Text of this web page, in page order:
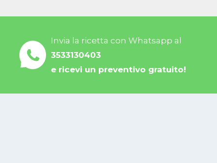
Invia la ricetta con Whatsapp al
3533130403
e ricevi un preventivo gratuito!